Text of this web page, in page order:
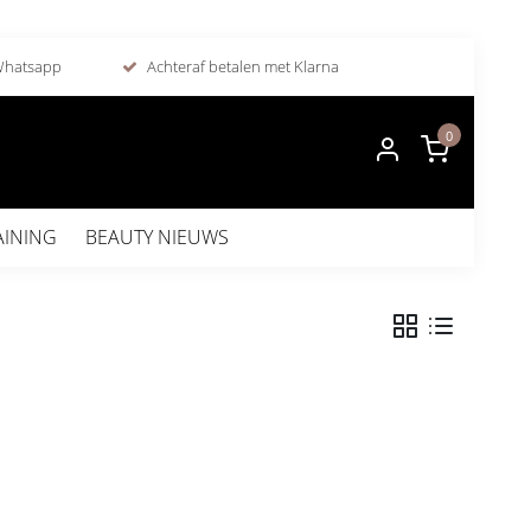
Achteraf betalen met Klarna
0
BEAUTY NIEUWS